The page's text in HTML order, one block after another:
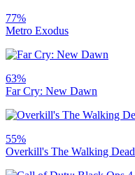
77%
Metro Exodus
63%
Far Cry: New Dawn
55%
Overkill's The Walking Dead